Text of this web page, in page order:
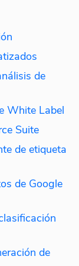
de
White Label
Suite
de etiqueta
de Google
de